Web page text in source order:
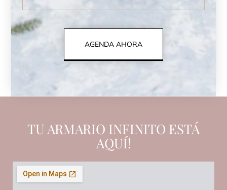
AGENDA AHORA
TU ARMARIO INFINITO ESTÁ
AQUÍ!